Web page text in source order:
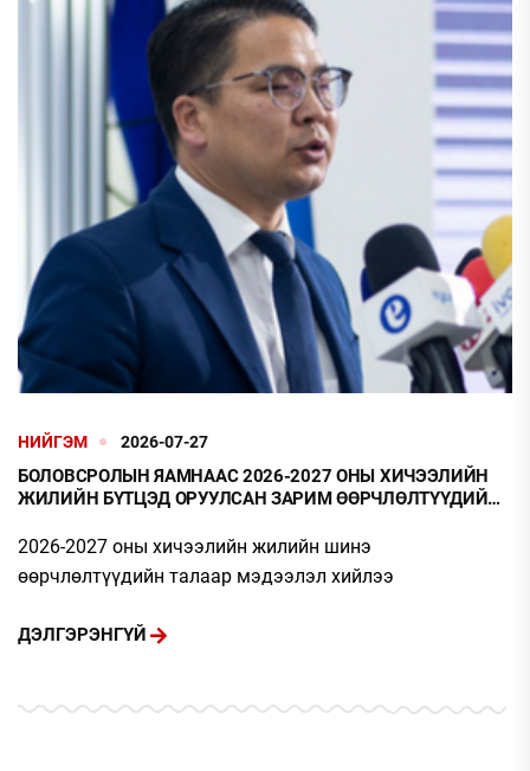
НИЙГЭМ 2026-07-27
БОЛОВСРОЛЫН ЯАМНААС 2026-2027 ОНЫ ХИЧЭЭЛИЙН
ЖИЛИЙН БҮТЦЭД ОРУУЛСАН ЗАРИМ ӨӨРЧЛӨЛТҮҮДИЙН
2026-2027 оны хичээлийн жилийн шинэ
өөрчлөлтүүдийн талаар мэдээлэл хийлээ
ДЭЛГЭРЭНГҮЙ